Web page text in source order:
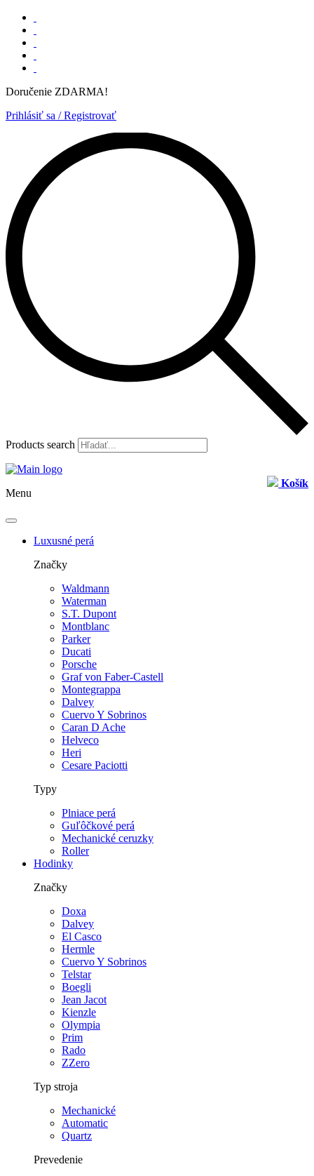
Doručenie ZDARMA!
Prihlásiť sa / Registrovať
Products search
Košík
Menu
Luxusné perá
Značky
Waldmann
Waterman
S.T. Dupont
Montblanc
Parker
Ducati
Porsche
Graf von Faber-Castell
Montegrappa
Dalvey
Cuervo Y Sobrinos
Caran D Ache
Helveco
Heri
Cesare Paciotti
Typy
Plniace perá
Guľôčkové perá
Mechanické ceruzky
Roller
Hodinky
Značky
Doxa
Dalvey
El Casco
Hermle
Cuervo Y Sobrinos
Telstar
Boegli
Jean Jacot
Kienzle
Olympia
Prim
Rado
ZZero
Typ stroja
Mechanické
Automatic
Quartz
Prevedenie